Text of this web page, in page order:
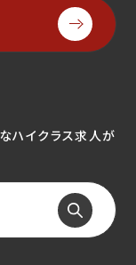
ハイクラス求人が